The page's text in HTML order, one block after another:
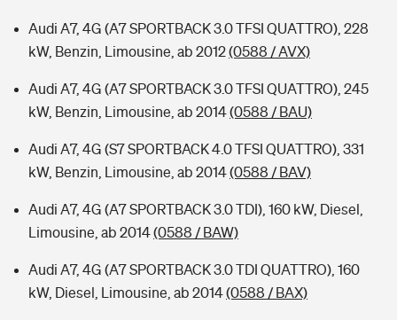
Audi A7, 4G (A7 SPORTBACK 3.0 TFSI QUATTRO), 228
kW, Benzin, Limousine, ab 2012(0588 / AVX)
Audi A7, 4G (A7 SPORTBACK 3.0 TFSI QUATTRO), 245
kW, Benzin, Limousine, ab 2014(0588 / BAU)
Audi A7, 4G (S7 SPORTBACK 4.0 TFSI QUATTRO), 331
kW, Benzin, Limousine, ab 2014(0588 / BAV)
Audi A7, 4G (A7 SPORTBACK 3.0 TDI), 160 kW, Diesel,
Limousine, ab 2014(0588 / BAW)
Audi A7, 4G (A7 SPORTBACK 3.0 TDI QUATTRO), 160
kW, Diesel, Limousine, ab 2014(0588 / BAX)